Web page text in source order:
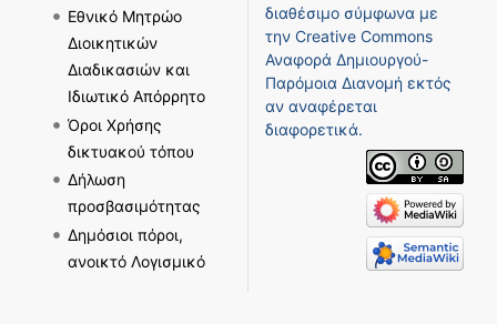
Εθνικό Μητρώο
Διοικητικών
Διαδικασιών και
Ιδιωτικό Απόρρητο
Όροι Χρήσης
δικτυακού τόπου
Δήλωση
προσβασιμότητας
Δημόσιοι πόροι,
ανοικτό Λογισμικό
διαθέσιμο σύμφωνα με
την Creative Commons
Αναφορά Δημιουργού-
Παρόμοια Διανομή εκτός
αν αναφέρεται
διαφορετικά.